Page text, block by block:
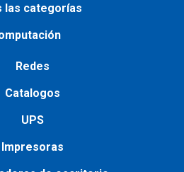
las categorías
Redes
Catalogos
UPS
Impresoras